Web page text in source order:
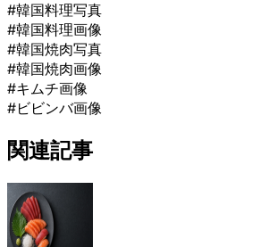
#韓国料理写真
#韓国料理画像
#韓国焼肉写真
#韓国焼肉画像
#キムチ画像
#ビビンバ画像
関連記事